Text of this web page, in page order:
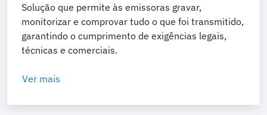
Solução que permite às emissoras gravar,
monitorizar e comprovar tudo o que foi transmitido,
garantindo o cumprimento de exigências legais,
técnicas e comerciais.
Ver mais